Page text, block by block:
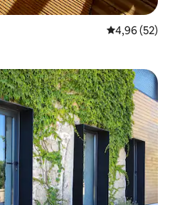
Gemiddelde
4,96 (52)